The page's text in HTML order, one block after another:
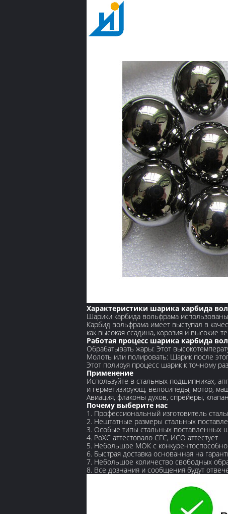
Характеристики шарика карбида
Шарики карбида вольфрама
Карбид вольфрама имеет выступал в
как высокая ссадина, корозия и высокие
Работая процесс шарика карбида
Обрабатывать жары: Этот
Молоть или полировать: Шарик после
Этот полируя процесс шарик к точному
Применение
Используйте в стальных подшипниках,
и герметизирующ, велосипеды, мотор,
Авиация, флаконы духов, спрейеры,
Почему выберите нас
1. Профессиональный изготовитель
2. Нештатные размеры стальных
3. Особые типы стальных поставленных
4. РоХС аттестовало СГС, ИСО аттестует
5. Небольшое МОК с
6. Быстрая доставка основанная на
7. Небольшое количество свободных
8. Все дознания и сообщения будут